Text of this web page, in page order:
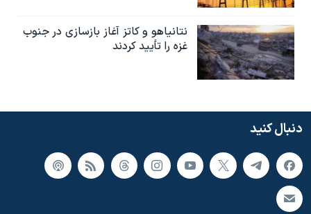
نتانیاهو و کاتز آغاز بازسازی در جنوب
غزه را تأیید کردند
دنبال کنید